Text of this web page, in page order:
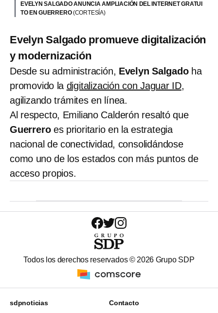
EVELYN SALGADO ANUNCIA AMPLIACIÓN DEL INTERNET GRATUI
TO EN GUERRERO(CORTESÍA)
Evelyn Salgado promueve digitalización
y modernización
Desde su administración, Evelyn Salgadoha
promovido la digitalización con Jaguar ID,
agilizando trámites en línea.
Al respecto, Emiliano Calderón resaltó que
Guerreroes prioritario en la estrategia
nacional de conectividad, consolidándose
como uno de los estados con más puntos de
acceso propios.
Todos los derechos reservados © 2026 Grupo SDP
sdpnoticias Contacto